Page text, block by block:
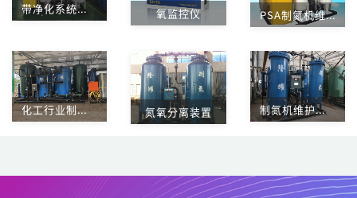
带净化系统的LY-99.9-100制氮机 氧监控仪 PSA制氮机维修设备
化工行业制氮机维修 氮氧分离装置 制氮机维护与保养